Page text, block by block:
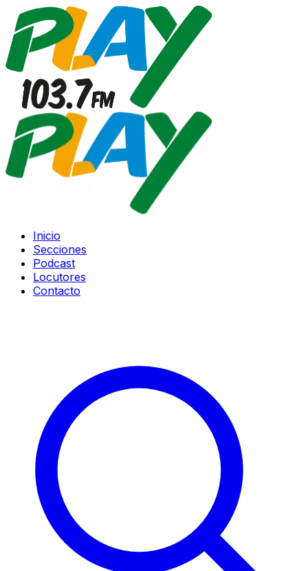
Inicio
Secciones
Podcast
Locutores
Contacto